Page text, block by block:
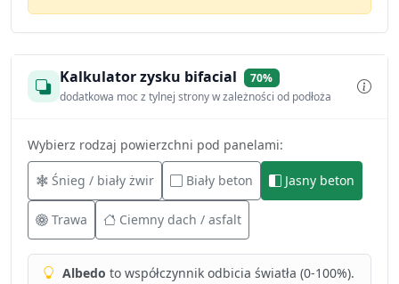
Kalkulator zysku bifacial
70%
dodatkowa moc z tylnej strony w zależności od podłoża
Wybierz rodzaj powierzchni pod panelami:
Śnieg / biały żwir Biały beton Jasny beton
Trawa Ciemny dach / asfalt
Albedo to współczynnik odbicia światła (0-100%).